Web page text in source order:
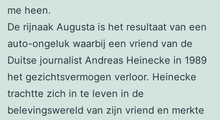
me heen.
De rijnaak Augusta is het resultaat van een
auto-ongeluk waarbij een vriend van de
Duitse journalist Andreas Heinecke in 1989
het gezichtsvermogen verloor. Heinecke
trachtte zich in te leven in de
belevingswereld van zijn vriend en merkte